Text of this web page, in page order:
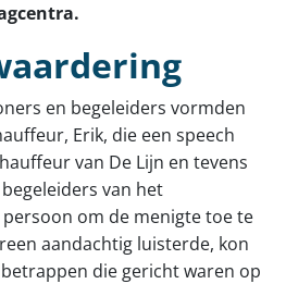
en begeleiders vormden
Erik, die een speech
van De Lijn en tevens
van het
om de menigte toe te
aandachtig luisterde, kon
die gericht waren op